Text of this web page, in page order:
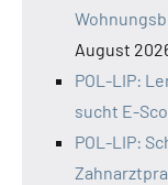
August
POL-LIP:
sucht E-
POL-LIP: